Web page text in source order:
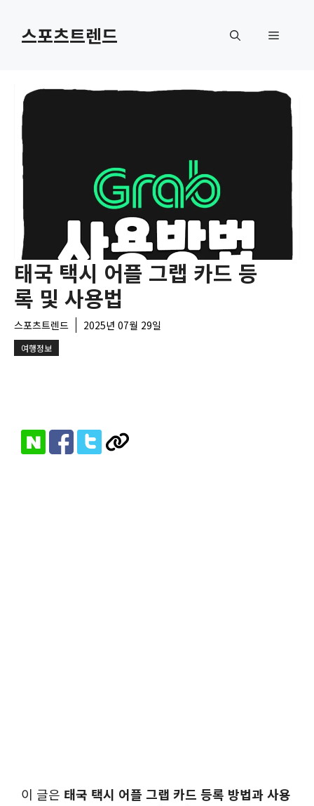
스포츠트렌드 메
태국 택시 어플 그랩 카드 등
록 및 사용법
스포츠트렌드 2025년 07월 29일
여행정보
이 글은 태국 택시 어플 그랩 카드 등록 방법과 사용